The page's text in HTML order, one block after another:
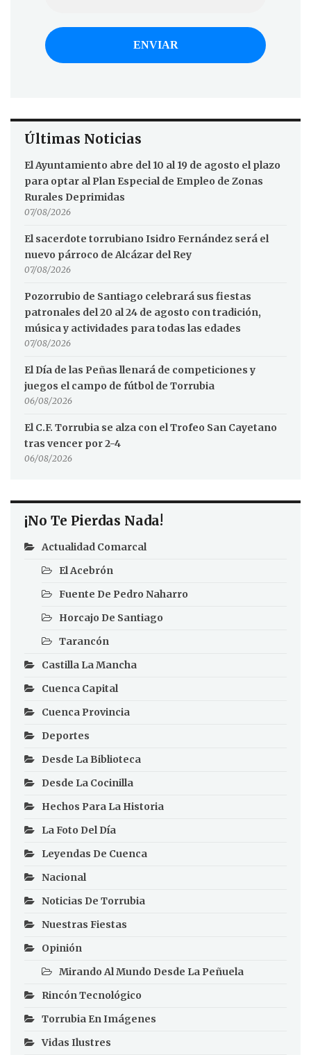
Últimas Noticias
El Ayuntamiento abre del 10 al 19 de agosto el plazo
para optar al Plan Especial de Empleo de Zonas
Rurales Deprimidas
07/08/2026
El sacerdote torrubiano Isidro Fernández será el
nuevo párroco de Alcázar del Rey
07/08/2026
Pozorrubio de Santiago celebrará sus fiestas
patronales del 20 al 24 de agosto con tradición,
música y actividades para todas las edades
07/08/2026
El Día de las Peñas llenará de competiciones y
juegos el campo de fútbol de Torrubia
06/08/2026
El C.F. Torrubia se alza con el Trofeo San Cayetano
tras vencer por 2-4
06/08/2026
¡No Te Pierdas Nada!
Actualidad Comarcal
El Acebrón
Fuente De Pedro Naharro
Horcajo De Santiago
Tarancón
Castilla La Mancha
Cuenca Capital
Cuenca Provincia
Deportes
Desde La Biblioteca
Desde La Cocinilla
Hechos Para La Historia
La Foto Del Día
Leyendas De Cuenca
Nacional
Noticias De Torrubia
Nuestras Fiestas
Opinión
Mirando Al Mundo Desde La Peñuela
Rincón Tecnológico
Torrubia En Imágenes
Vidas Ilustres